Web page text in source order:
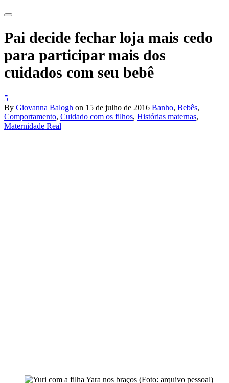
Pai decide fechar loja mais cedo
para participar mais dos
cuidados com seu bebê
5
By Giovanna Balogh on 15 de julho de 2016 Banho, Bebês,
Comportamento, Cuidado com os filhos, Histórias maternas,
Maternidade Real